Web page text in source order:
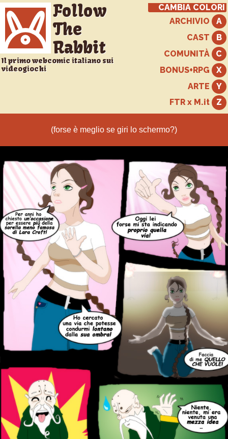
Follow
The
Rabbit
Il primo webcomic italiano sui
videogiochi
CAMBIA COLORI
ARCHIVIO
CAST
COMUNITÀ
BONUS+RPG
ARTE
FTR x M.it